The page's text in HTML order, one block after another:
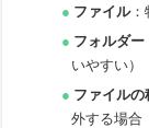
ファイル：
フォルダー
いやすい）
ファイルの
外する場合